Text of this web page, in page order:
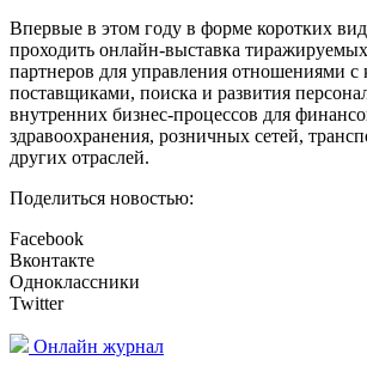
Впервые в этом году в форме коротких
проходить онлайн-выставка
партнеров для управления отношениями с
поставщиками, поиска и развития
внутренних бизнес-процессов для
здравоохранения, розничных сетей,
других отраслей.
Поделиться новостью:
Facebook
Вконтакте
Одноклассники
Twitter
Онлайн журнал